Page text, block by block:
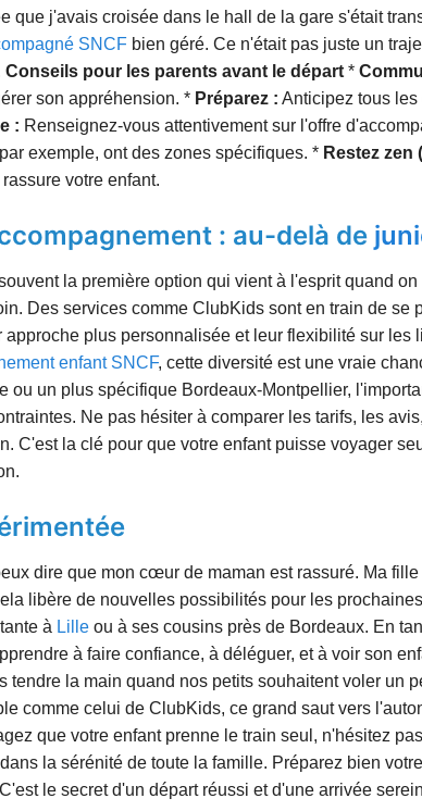
que j'avais croisée dans le hall de la gare s'était
SNCF bien géré. Ce n'était pas juste un
Conseils pour les parents avant le départ *
son appréhension. * Préparez : Anticipez tous
: Renseignez-vous attentivement sur l'offre
exemple, ont des zones spécifiques. * Restez zen
votre enfant.
: au-delà de
la première option qui vient à l'esprit quand on
Des services comme ClubKids sont en train de se
plus personnalisée et leur flexibilité sur les
enfant SNCF, cette diversité est une vraie
ou un plus spécifique Bordeaux-Montpellier,
Ne pas hésiter à comparer les tarifs, les
C'est la clé pour que votre enfant puisse voyager
dire que mon cœur de maman est rassuré. Ma fille
libère de nouvelles possibilités pour les
à Lille ou à ses cousins près de Bordeaux. En
à faire confiance, à déléguer, et à voir son
tendre la main quand nos petits souhaitent voler un
comme celui de ClubKids, ce grand saut vers
que votre enfant prenne le train seul, n'hésitez
la sérénité de toute la famille. Préparez bien
le secret d'un départ réussi et d'une arrivée